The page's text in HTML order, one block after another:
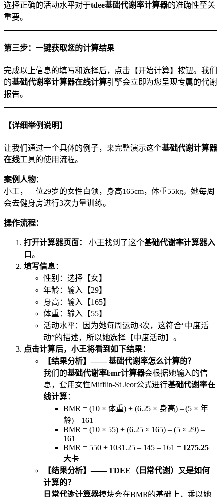
选择正确的活动水平对于tdee基础代谢率计算器的准确性至关
重要。
第三步：一键获取您的计算结果
完成以上信息的填写和选择后，点击【开始计算】按钮。我们
的基础代谢率计算器在线计算引擎会立即为您呈现专属的代谢
报告。
【详细举例说明】
让我们通过一个具体的例子，来完整演示这个基础代谢计算器
在线工具的使用流程。
案例人物：
小王，一位29岁的女性白领，身高165cm，体重55kg。她每周
会去健身房进行3次力量训练。
操作流程：
打开计算器页面： 小王找到了这个基础代谢率计算器入
口。
填写信息：
性别：选择【女】
年龄：输入【29】
身高：输入【165】
体重：输入【55】
活动水平：因为她每周运动3次，这符合“中度活
动”的描述，所以她选择【中度活动】。
点击计算后，小王将看到如下结果：
【结果分析】—— 基础代谢率怎么计算的？
我们的基础代谢率bmr计算器会根据她输入的信
息，套用女性Mifflin-St Jeor公式进行基础代谢率在
线计算：
BMR = (10 × 体重) + (6.25 × 身高) – (5 × 年
龄) – 161
BMR = (10 × 55) + (6.25 × 165) – (5 × 29) –
161
BMR = 550 + 1031.25 – 145 – 161 = 1275.25
大卡
【结果分析】—— TDEE（日常代谢）又是如何
计算的？
日常代谢计算器模块会在BMR的基础上，乘以她